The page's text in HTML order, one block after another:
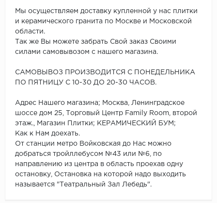
Мы осуществляем доставку купленной у нас плитки
и керамического гранита по Москве и Московской
области.
Так же Вы можете забрать Свой заказ Своими
силами самовывозом с нашего магазина.
САМОВЫВОЗ ПРОИЗВОДИТСЯ С ПОНЕДЕЛЬНИКА
ПО ПЯТНИЦУ С 10-30 ДО 20-30 ЧАСОВ.
Адрес Нашего магазина; Москва, Ленинградское
шоссе дом 25, Торговый Центр Family Room, второй
этаж., Магазин Плитки; КЕРАМИЧЕСКИЙ БУМ;
Как к Нам доехать.
От станции метро Войковская до Нас можно
добраться тройллебусом №43 или №6, по
направлению из центра в область проехав одну
остановку, Остановка на которой надо выходить
называется "Театральный Зал Лебедь".